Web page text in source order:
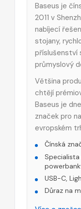
Baseus je
2011 v
nabíjecí
stojany,
příslušenství
průmyslový
Většina
chtějí
Baseus je
značek pro
evropském
Čínská
Specialista
USB-C,
Důraz na